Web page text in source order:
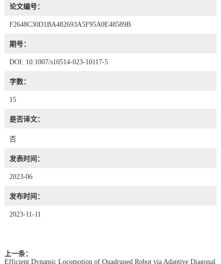
论文编号：
F2648C30D1BA482693A5F95A0E48589B
期号：
DOI: 10.1007/s10514-023-10117-5
字数：
15
是否译文：
否
发表时间：
2023-06
发布时间：
2023-11-11
上一条：
Efficient Dynamic Locomotion of Quadruped Robot via Adaptive Diagonal